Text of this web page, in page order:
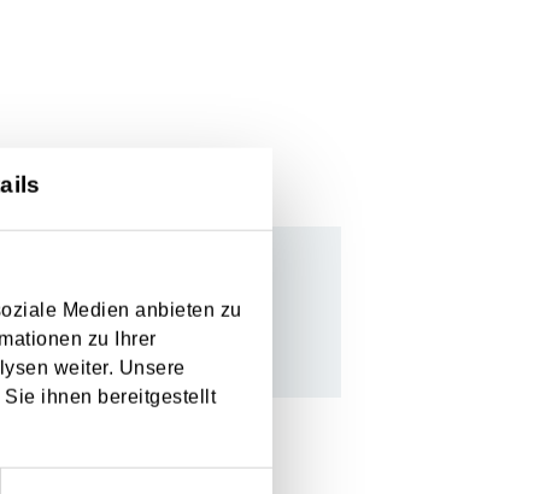
Medien anbieten zu
zu Ihrer
weiter. Unsere
Sie ihnen bereitgestellt